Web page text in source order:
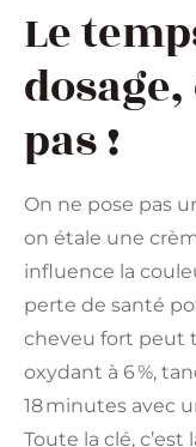
Le
pas !
On ne pose pas
on étale une
influence la
perte de santé
cheveu fort peut
oxydant à 6 %,
18 minutes avec
Toute la clé, c’est